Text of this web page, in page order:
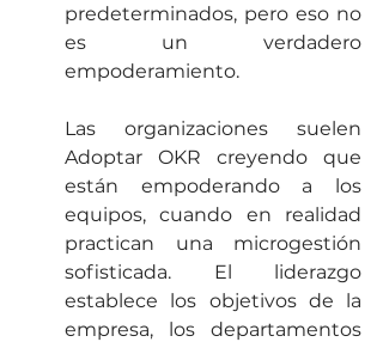
predeterminados, pero eso no
es un verdadero
empoderamiento.
Las organizaciones suelen
Adoptar OKR creyendo que
están empoderando a los
equipos, cuando en realidad
practican una microgestión
sofisticada. El liderazgo
establece los objetivos de la
empresa, los departamentos